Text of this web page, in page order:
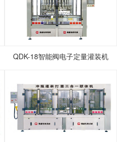
QDK-18智能阀电子定量灌装机